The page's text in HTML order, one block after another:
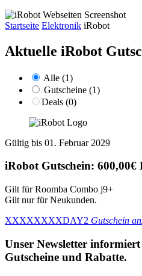
Startseite Elektronik iRobot
Aktuelle iRobot
Alle (1)
Gutscheine (1)
Deals (0)
Gültig bis 01. Februar 2029
iRobot Gutschein: 600,00€
Gilt für Roomba Combo j9+
Gilt nur für Neukunden.
XXXXXXXXDAY2 Gutschein
Unser Newsletter
Gutscheine und Rabatte.